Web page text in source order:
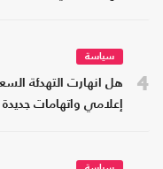
4
سياسة
هل انهارت التهدئة
إعلامي واتهامات جديدة